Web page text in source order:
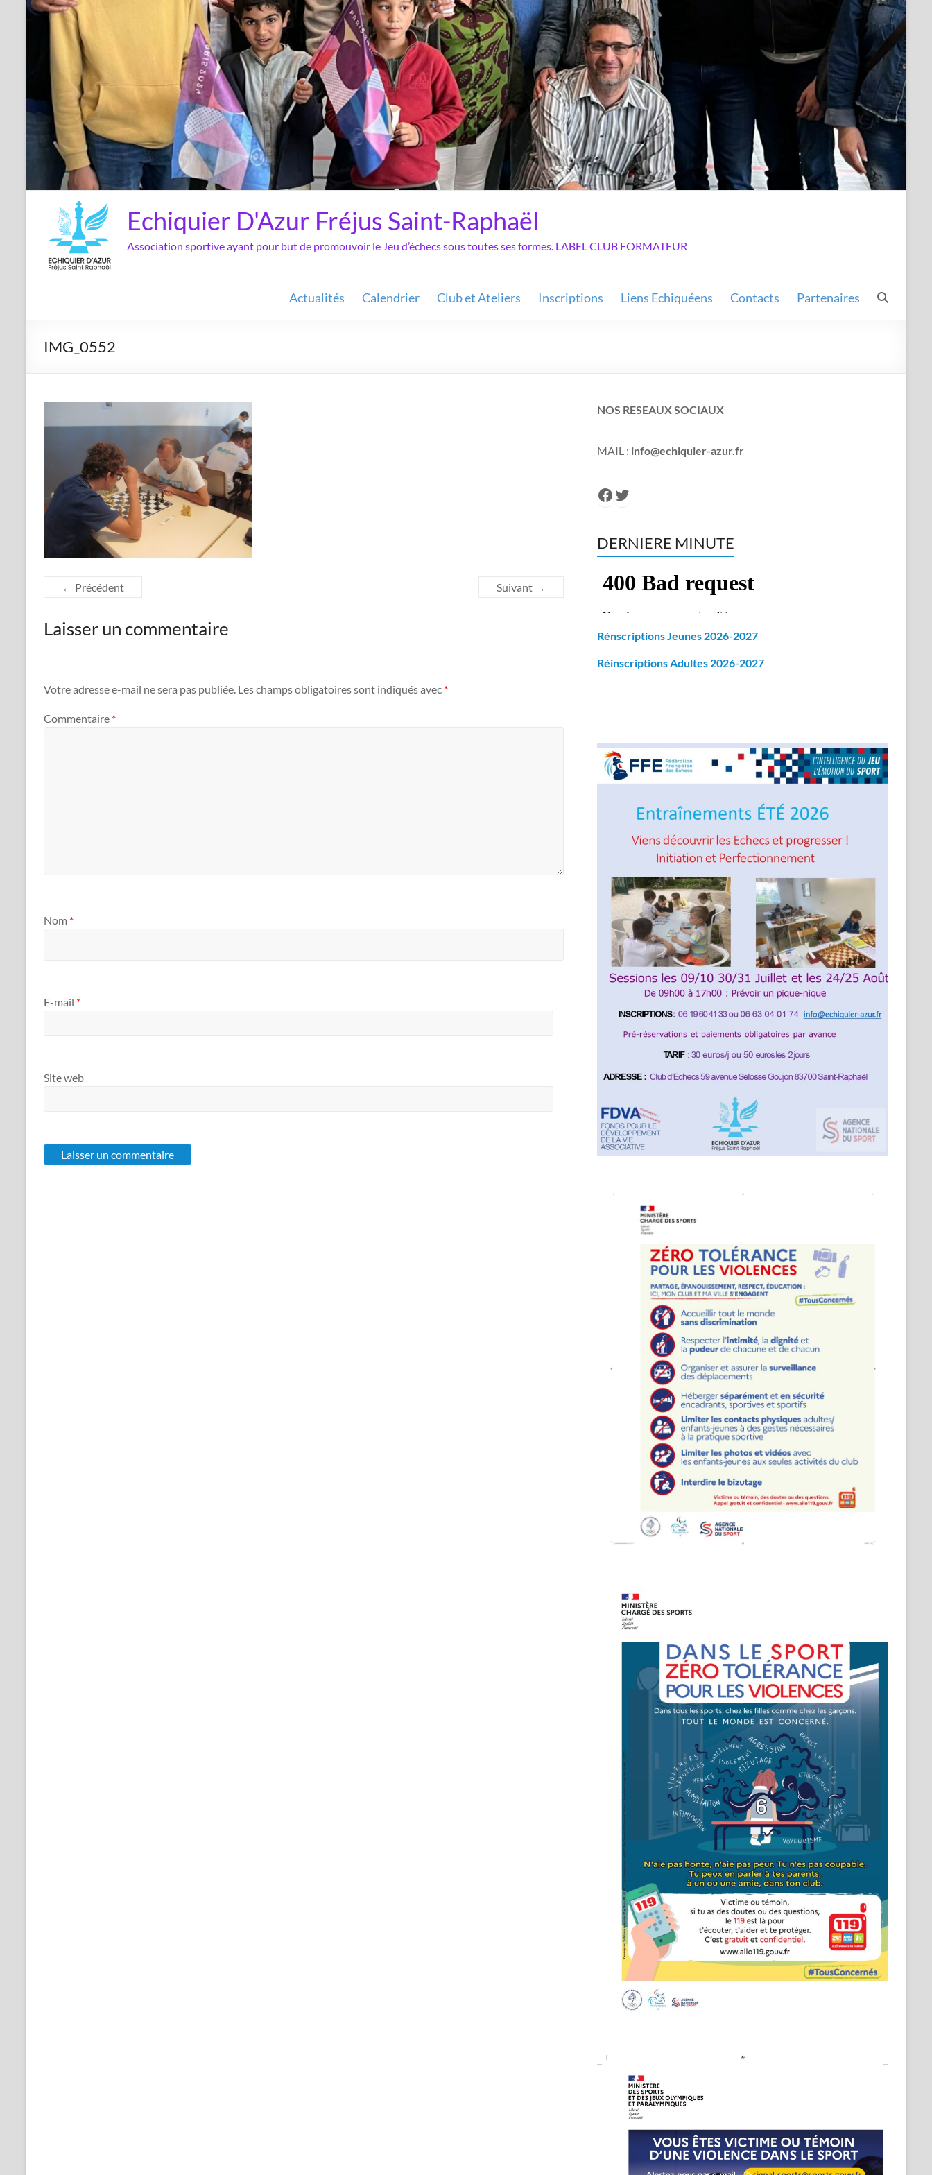
Echiquier D'Azur Fréjus Saint-Raphaël
Association sportive ayant pour but de promouvoir le Jeu d’échecs sous toutes ses formes. LABEL CLUB FORMATEUR
Actualités Calendrier Club et Ateliers Inscriptions Liens Echiquéens Contacts Partenaires
IMG_0552
← Précédent Suivant →
Laisser un commentaire
Votre adresse e-mail ne sera pas publiée. Les champs obligatoires sont indiqués avec *
Commentaire *
Nom *
E-mail *
Site web
NOS RESEAUX SOCIAUX
MAIL : info@echiquier-azur.fr
Facebook
Twitter
DERNIERE MINUTE
Rénscriptions Jeunes 2026-2027
Réinscriptions Adultes 2026-2027